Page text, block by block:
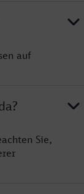
auf
Sie,